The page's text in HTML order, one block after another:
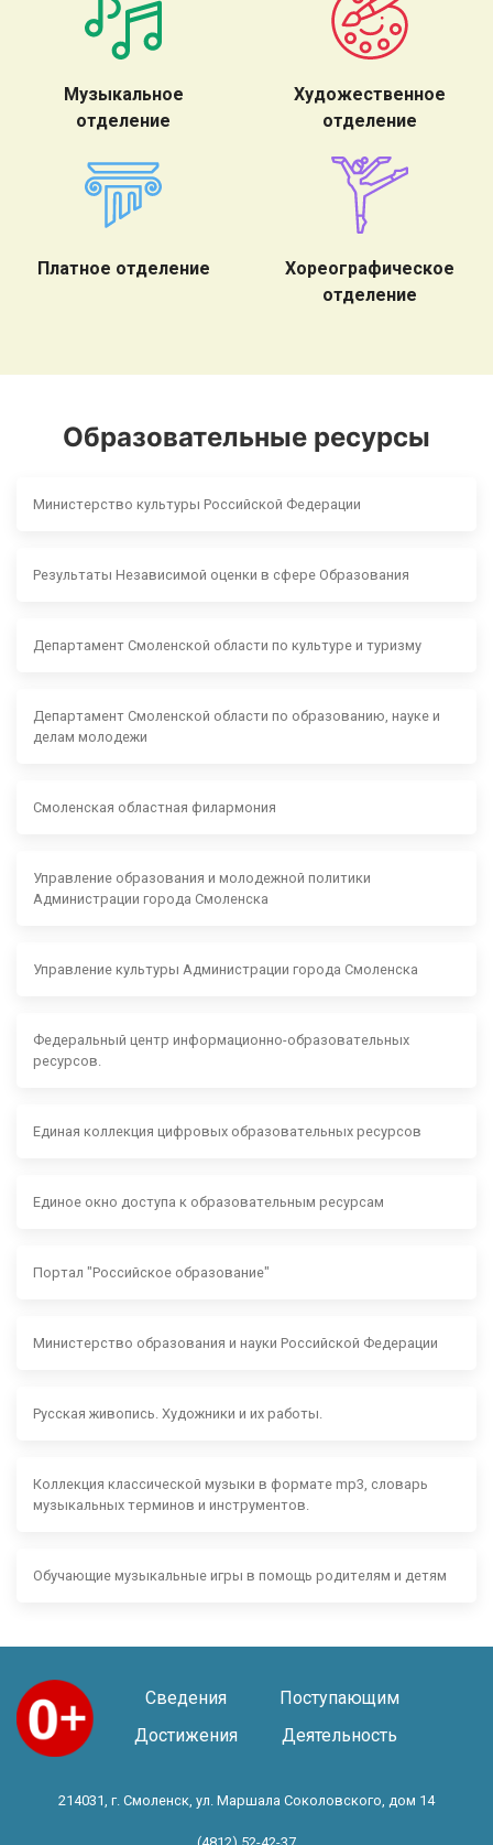
Музыкальное
отделение
Художественное
отделение
Платное отделение
Хореографическое
отделение
Образовательные ресурсы
Министерство культуры Российской Федерации
Результаты Независимой оценки в сфере Образования
Департамент Смоленской области по культуре и туризму
Департамент Смоленской области по образованию, науке и
делам молодежи
Смоленская областная филармония
Управление образования и молодежной политики
Администрации города Смоленска
Управление культуры Администрации города Смоленска
Федеральный центр информационно-образовательных
ресурсов.
Единая коллекция цифровых образовательных ресурсов
Единое окно доступа к образовательным ресурсам
Портал "Российское образование"
Министерство образования и науки Российской Федерации
Русская живопись. Художники и их работы.
Коллекция классической музыки в формате mp3, словарь
музыкальных терминов и инструментов.
Обучающие музыкальные игры в помощь родителям и детям
Сведения
Поступающим
Достижения
Деятельность
214031, г. Смоленск, ул. Маршала Соколовского, дом 14